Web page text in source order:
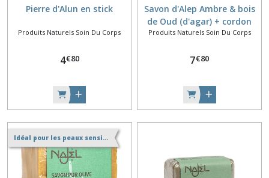
Pierre d'Alun en stick
Produits Naturels Soin Du Corps
4€80
Savon d'Alep Ambre & bois
de Oud (d'agar) + cordon
Produits Naturels Soin Du Corps
7€80
Idéal pour les peaux sensibles